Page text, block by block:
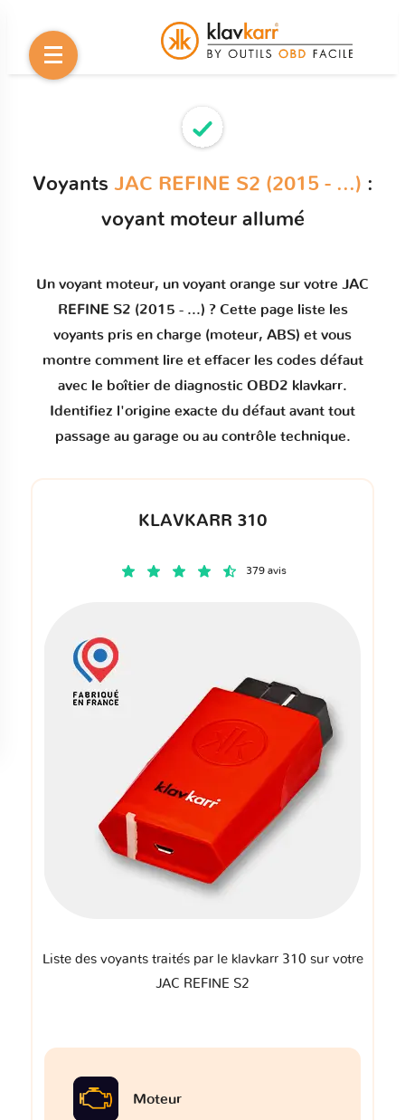
Voyants JAC REFINE S2 (2015 - ...) :
voyant moteur allumé
Un voyant moteur, un voyant orange sur votre JAC
REFINE S2 (2015 - ...) ? Cette page liste les
voyants pris en charge (moteur, ABS) et vous
montre comment lire et effacer les codes défaut
avec le boîtier de diagnostic OBD2 klavkarr.
Identifiez l'origine exacte du défaut avant tout
passage au garage ou au contrôle technique.
KLAVKARR 310
379 avis
Liste des voyants traités par le klavkarr 310 sur votre
JAC REFINE S2
Moteur